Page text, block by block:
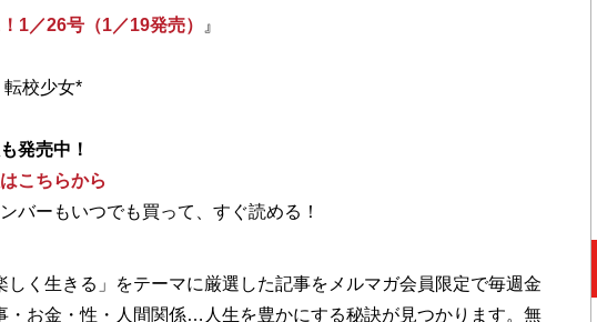
1／26号（1／19発売） 』
校少女*
発売中！
こちらから
バーもいつでも買って、すぐ読める！
く生きる」をテーマに厳選した記事をメルマガ会員限定で毎週金
・お金・性・人間関係…人生を豊かにする秘訣が見つかります。無